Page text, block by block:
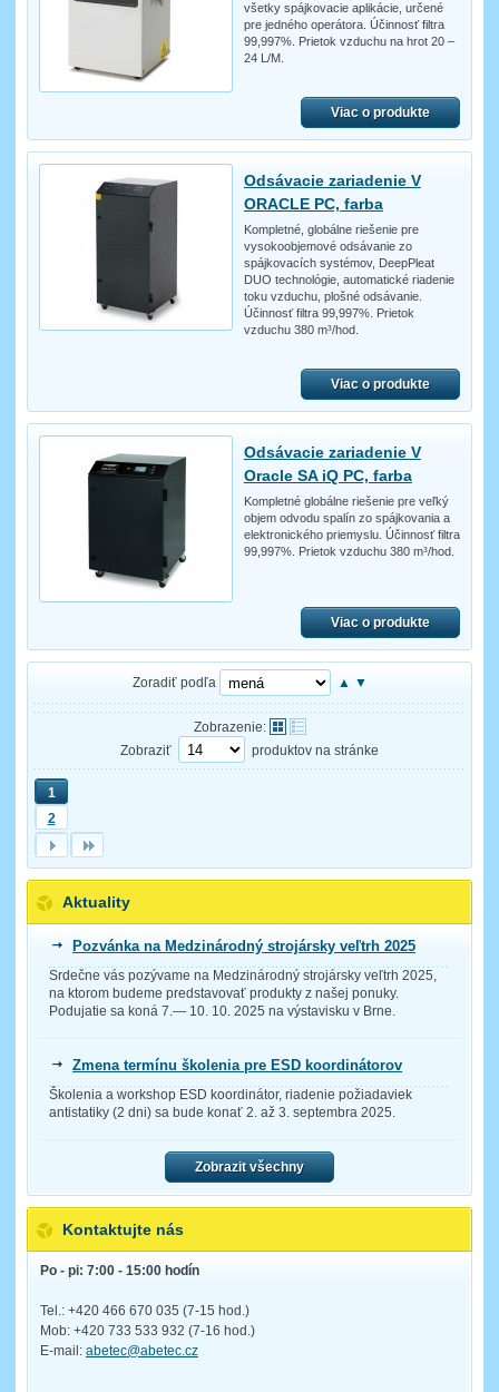
všetky spájkovacie aplikácie, určené
pre jedného operátora. Účinnosť filtra
99,997%. Prietok vzduchu na hrot 20 –
24 L/M.
Viac o produkte
Odsávacie zariadenie V
ORACLE PC, farba
Kompletné, globálne riešenie pre
vysokoobjemové odsávanie zo
spájkovacích systémov, DeepPleat
DUO technológie, automatické riadenie
toku vzduchu, plošné odsávanie.
Účinnosť filtra 99,997%. Prietok
vzduchu 380 m³/hod.
Viac o produkte
Odsávacie zariadenie V
Oracle SA iQ PC, farba
Kompletné globálne riešenie pre veľký
objem odvodu spalín zo spájkovania a
elektronického priemyslu. Účinnosť filtra
99,997%. Prietok vzduchu 380 m³/hod.
Viac o produkte
Zoradiť podľa ▲ ▼
Zobrazenie:
Zobraziť
produktov na stránke
1
2
Aktuality
Pozvánka na Medzinárodný strojársky veľtrh 2025
Srdečne vás pozývame na Medzinárodný strojársky veľtrh 2025,
na ktorom budeme predstavovať produkty z našej ponuky.
Podujatie sa koná 7.— 10. 10. 2025 na výstavisku v Brne.
Zmena termínu školenia pre ESD koordinátorov
Školenia a workshop ESD koordinátor, riadenie požiadaviek
antistatiky (2 dni) sa bude konať 2. až 3. septembra 2025.
Zobrazit všechny
Kontaktujte nás
Po - pi: 7:00 - 15:00 hodín
Tel.: +420 466 670 035 (7-15 hod.)
Mob: +420 733 533 932 (7-16 hod.)
E-mail: abetec@abetec.cz